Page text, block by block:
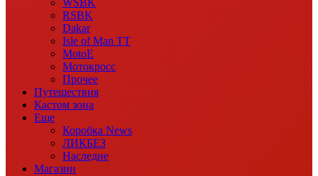
WSBK
RSBK
Dakar
Isle of Man TT
MotoE
Мотокросс
Прочее
Путешествия
Кастом зона
Еще
Коробка News
ЛИКБЕЗ
Наследие
Магазин